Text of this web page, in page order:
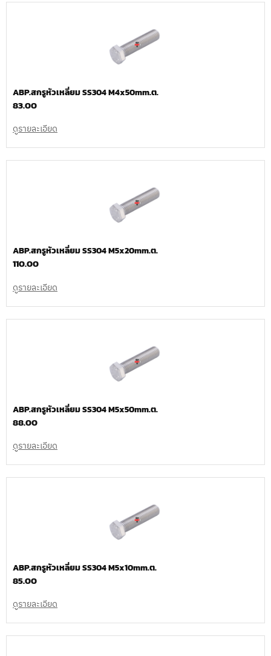
ABP.สกรูหัวเหลี่ยม SS304 M4x50mm.ต.
83.00
ดูรายละเอียด
ABP.สกรูหัวเหลี่ยม SS304 M5x20mm.ต.
110.00
ดูรายละเอียด
ABP.สกรูหัวเหลี่ยม SS304 M5x50mm.ต.
88.00
ดูรายละเอียด
ABP.สกรูหัวเหลี่ยม SS304 M5x10mm.ต.
85.00
ดูรายละเอียด